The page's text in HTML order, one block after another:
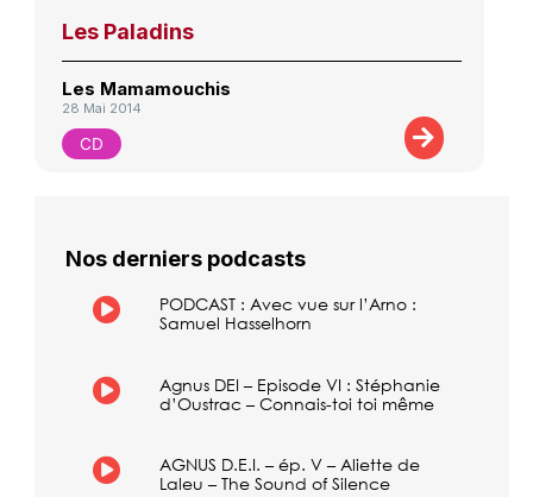
Les Paladins
Les Mamamouchis
28 Mai 2014
CD
Nos derniers podcasts
PODCAST : Avec vue sur l’Arno :
Samuel Hasselhorn
Agnus DEI – Episode VI : Stéphanie
d’Oustrac – Connais-toi toi même
AGNUS D.E.I. – ép. V – Aliette de
Laleu – The Sound of Silence